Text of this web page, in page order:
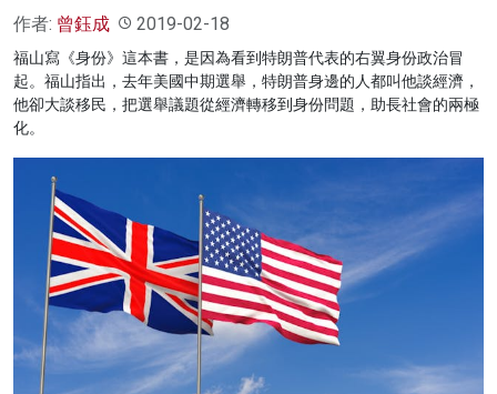
作者: 曾鈺成 2019-02-18
福山寫《身份》這本書，是因為看到特朗普代表的右翼身份政治冒
起。福山指出，去年美國中期選舉，特朗普身邊的人都叫他談經濟，
他卻大談移民，把選舉議題從經濟轉移到身份問題，助長社會的兩極
化。